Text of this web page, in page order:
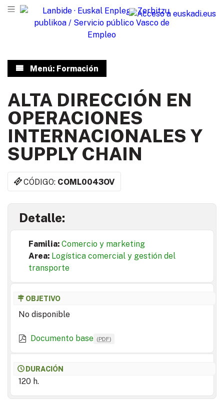
Menú: Formación
ALTA DIRECCIÓN EN
OPERACIONES
INTERNACIONALES Y
SUPPLY CHAIN
CÓDIGO: COML0043OV
Detalle:
Familia: Comercio y marketing
Area: Logística comercial y gestión del
transporte
OBJETIVO
No disponible
Documento base (PDF)
DURACIÓN
120 h.